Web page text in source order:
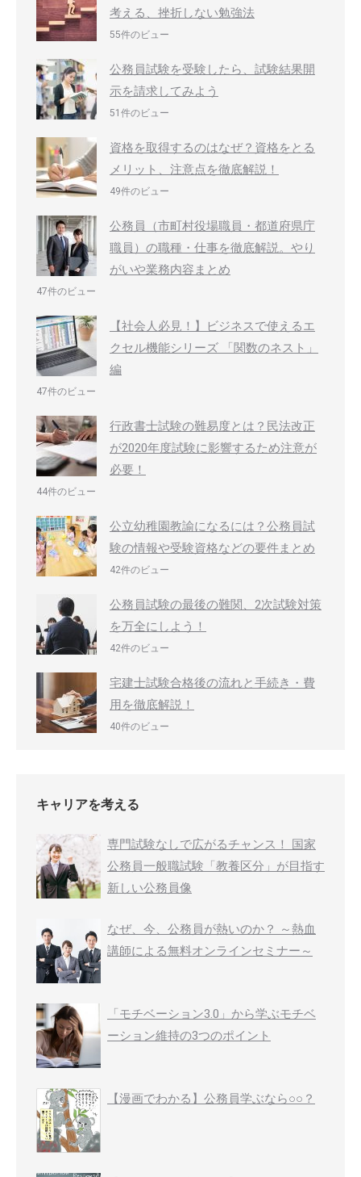
考える、挫折しない勉強法
55件のビュー
公務員試験を受験したら、試験結果開
示を請求してみよう
51件のビュー
資格を取得するのはなぜ？資格をとる
メリット、注意点を徹底解説！
49件のビュー
公務員（市町村役場職員・都道府県庁
職員）の職種・仕事を徹底解説。やり
がいや業務内容まとめ
47件のビュー
【社会人必見！】ビジネスで使えるエ
クセル機能シリーズ 「関数のネスト」
編
47件のビュー
行政書士試験の難易度とは？民法改正
が2020年度試験に影響するため注意が
必要！
44件のビュー
公立幼稚園教諭になるには？公務員試
験の情報や受験資格などの要件まとめ
42件のビュー
公務員試験の最後の難関、2次試験対策
を万全にしよう！
42件のビュー
宅建士試験合格後の流れと手続き・費
用を徹底解説！
40件のビュー
キャリアを考える
専門試験なしで広がるチャンス！ 国家
公務員一般職試験「教養区分」が目指す
新しい公務員像
なぜ、今、公務員が熱いのか？ ～熱血
講師による無料オンラインセミナー～
「モチベーション3.0」から学ぶモチベ
ーション維持の3つのポイント
【漫画でわかる】公務員学ぶなら○○？